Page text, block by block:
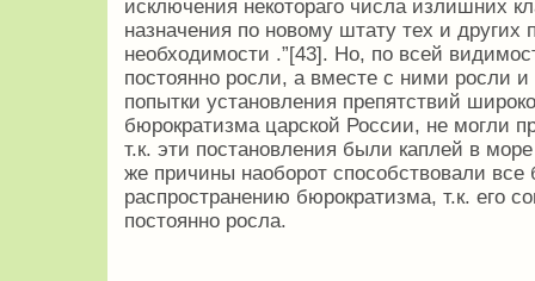
исключения некотораго числа излишних
назначения по новому штату тех и других
необходимости .”[43]. Но, по всей
постоянно росли, а вместе с ними росли
попытки установления препятствий
бюрократизма царской России, не могли
т.к. эти постановления были каплей в
же причины наоборот способствовали
распространению бюрократизма, т.к. его
постоянно росла.